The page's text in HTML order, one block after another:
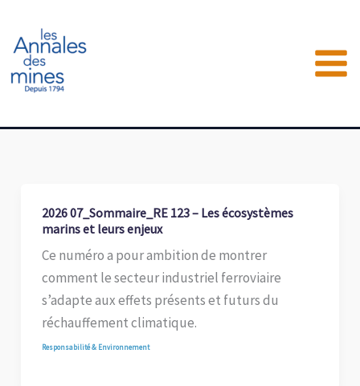
contenu
2026 07_Sommaire_RE 123 – Les écosystèmes
marins et leurs enjeux
Ce numéro a pour ambition de montrer
comment le secteur industriel ferroviaire
s’adapte aux effets présents et futurs du
réchauffement climatique.
Responsabilité & Environnement